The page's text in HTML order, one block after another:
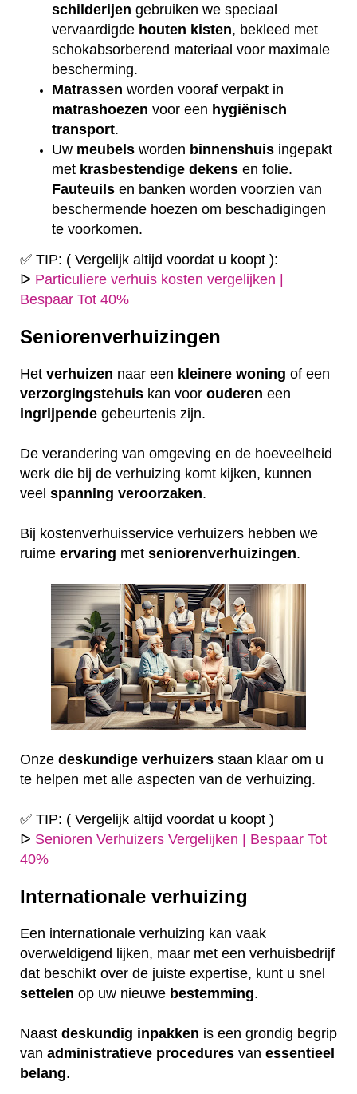
schilderijen gebruiken we speciaal
vervaardigde houten kisten, bekleed met
schokabsorberend materiaal voor maximale
bescherming.
Matrassen worden vooraf verpakt in
matrashoezen voor een hygiënisch
transport.
Uw meubels worden binnenshuis ingepakt
met krasbestendige dekens en folie.
Fauteuils en banken worden voorzien van
beschermende hoezen om beschadigingen
te voorkomen.
✅ TIP: ( Vergelijk altijd voordat u koopt ):
ᐅ Particuliere verhuis kosten vergelijken |
Bespaar Tot 40%
Seniorenverhuizingen
Het verhuizen naar een kleinere woning of een
verzorgingstehuis kan voor ouderen een
ingrijpende gebeurtenis zijn.
De verandering van omgeving en de hoeveelheid
werk die bij de verhuizing komt kijken, kunnen
veel spanning veroorzaken.
Bij kostenverhuisservice verhuizers hebben we
ruime ervaring met seniorenverhuizingen.
Onze deskundige verhuizers staan klaar om u
te helpen met alle aspecten van de verhuizing.
✅ TIP: ( Vergelijk altijd voordat u koopt )
ᐅ Senioren Verhuizers Vergelijken | Bespaar Tot
40%
Internationale verhuizing
Een internationale verhuizing kan vaak
overweldigend lijken, maar met een verhuisbedrijf
dat beschikt over de juiste expertise, kunt u snel
settelen op uw nieuwe bestemming.
Naast deskundig inpakken is een grondig begrip
van administratieve procedures van essentieel
belang.